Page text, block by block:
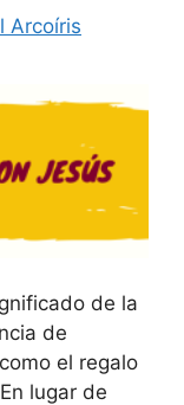
Arcoíris
de la
de
el regalo
lugar de